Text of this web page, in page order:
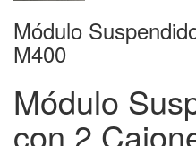
Módulo
M400
Módulo
con 2